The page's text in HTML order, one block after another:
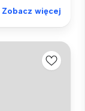
Zobacz więcej